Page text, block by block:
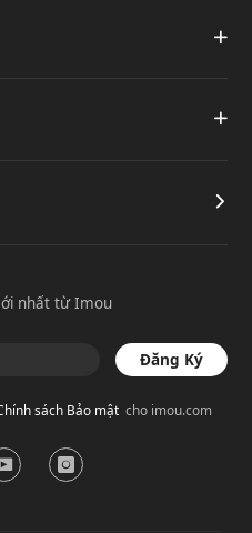
nhất từ Imou
Đăng Ký
sách Bảo mậtcho imou.com